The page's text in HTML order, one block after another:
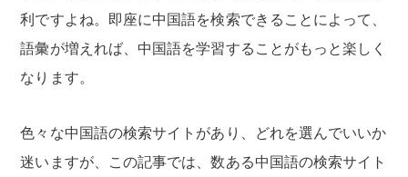
利ですよね。即座に中国語を検索できることによって、
語彙が増えれば、中国語を学習することがもっと楽しく
なります。
色々な中国語の検索サイトがあり、どれを選んでいいか
迷いますが、この記事では、数ある中国語の検索サイト